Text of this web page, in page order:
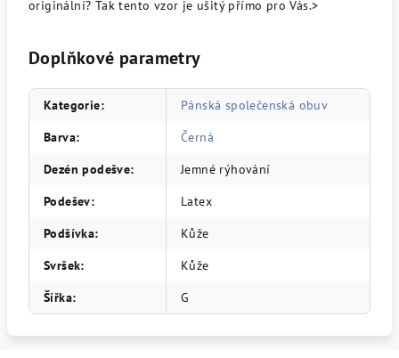
originální? Tak tento vzor je ušitý přímo pro Vás.>
Doplňkové parametry
Kategorie:
Pánská společenská obuv
Barva:
Černá
Dezén podešve:
Jemné rýhování
Podešev:
Latex
Podšívka:
Kůže
Svršek:
Kůže
Šířka: G